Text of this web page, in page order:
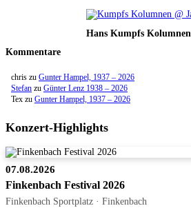
Hans Kumpfs Kolumnen
Kommentare
chris zu Gunter Hampel, 1937 – 2026
Stefan zu Günter Lenz 1938 – 2026
Tex zu Gunter Hampel, 1937 – 2026
Konzert-Highlights
07.08.2026
Finkenbach Festival 2026
Finkenbach Sportplatz · Finkenbach